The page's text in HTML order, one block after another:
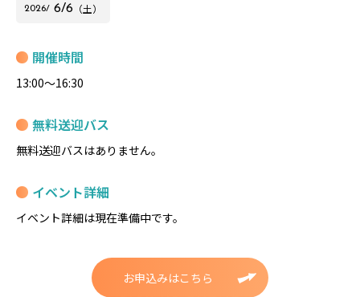
2026/ 6/6 （土）
開催時間
13:00～16:30
無料送迎バス
無料送迎バスはありません。
イベント詳細
イベント詳細は現在準備中です。
お申込みはこちら